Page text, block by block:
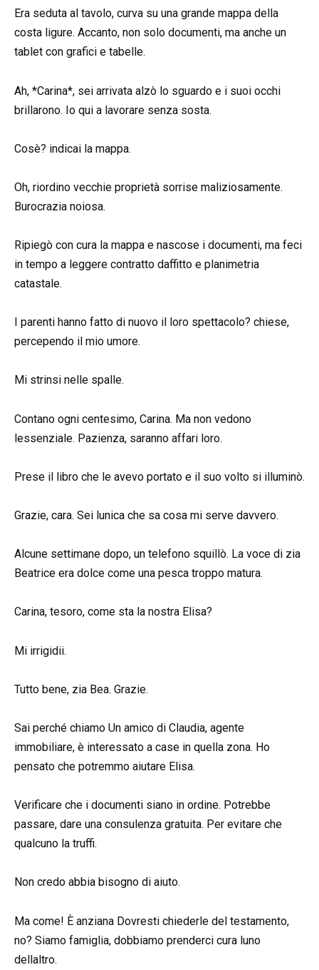
Era seduta al tavolo, curva su una grande mappa della
costa ligure. Accanto, non solo documenti, ma anche un
tablet con grafici e tabelle.
Ah, *Carina*, sei arrivata alzò lo sguardo e i suoi occhi
brillarono. Io qui a lavorare senza sosta.
Cosè? indicai la mappa.
Oh, riordino vecchie proprietà sorrise maliziosamente.
Burocrazia noiosa.
Ripiegò con cura la mappa e nascose i documenti, ma feci
in tempo a leggere contratto daffitto e planimetria
catastale.
I parenti hanno fatto di nuovo il loro spettacolo? chiese,
percependo il mio umore.
Mi strinsi nelle spalle.
Contano ogni centesimo, Carina. Ma non vedono
lessenziale. Pazienza, saranno affari loro.
Prese il libro che le avevo portato e il suo volto si illuminò.
Grazie, cara. Sei lunica che sa cosa mi serve davvero.
Alcune settimane dopo, un telefono squillò. La voce di zia
Beatrice era dolce come una pesca troppo matura.
Carina, tesoro, come sta la nostra Elisa?
Mi irrigidii.
Tutto bene, zia Bea. Grazie.
Sai perché chiamo Un amico di Claudia, agente
immobiliare, è interessato a case in quella zona. Ho
pensato che potremmo aiutare Elisa.
Verificare che i documenti siano in ordine. Potrebbe
passare, dare una consulenza gratuita. Per evitare che
qualcuno la truffi.
Non credo abbia bisogno di aiuto.
Ma come! È anziana Dovresti chiederle del testamento,
no? Siamo famiglia, dobbiamo prenderci cura luno
dellaltro.